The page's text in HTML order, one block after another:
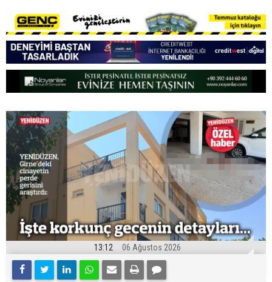
13:12 06 Ağustos 2026